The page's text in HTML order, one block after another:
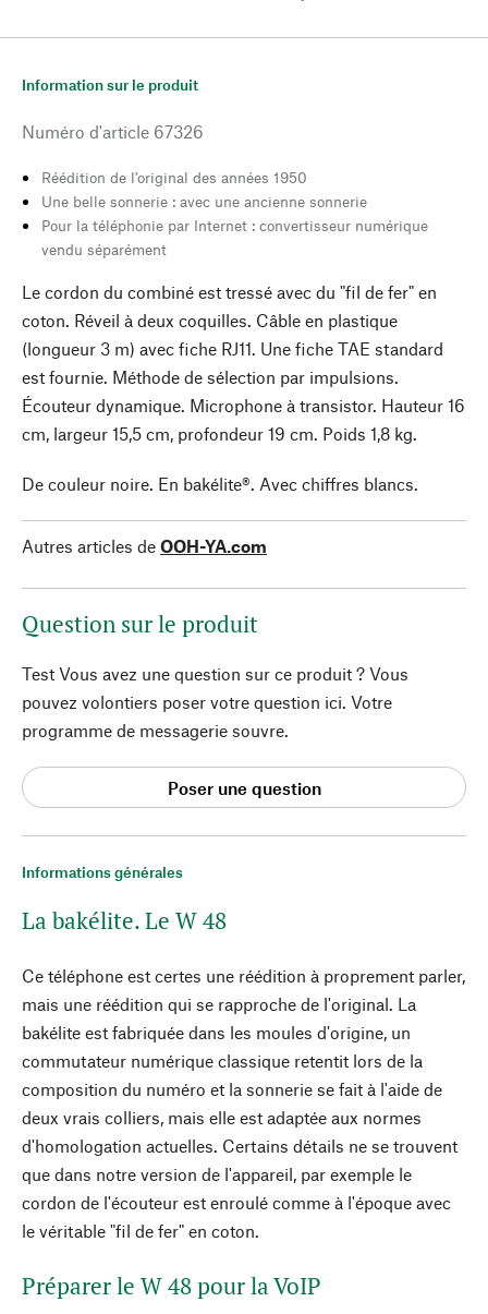
Informations générales
La bakélite. Le W 48
Ce téléphone est certes une réédition à proprement parler,
mais une réédition qui se rapproche de l'original. La
bakélite est fabriquée dans les moules d'origine, un
commutateur numérique classique retentit lors de la
composition du numéro et la sonnerie se fait à l'aide de
deux vrais colliers, mais elle est adaptée aux normes
d'homologation actuelles. Certains détails ne se trouvent
que dans notre version de l'appareil, par exemple le
cordon de l'écouteur est enroulé comme à l'époque avec
le véritable "fil de fer" en coton.
Préparer le W 48 pour la VoIP
Information sur le produit
Numéro d'article 67326
Réédition de l'original des années 1950
Une belle sonnerie : avec une ancienne sonnerie
Pour la téléphonie par Internet : convertisseur numérique
vendu séparément
Le cordon du combiné est tressé avec du "fil de fer" en
coton. Réveil à deux coquilles. Câble en plastique
(longueur 3 m) avec fiche RJ11. Une fiche TAE standard
est fournie. Méthode de sélection par impulsions.
Écouteur dynamique. Microphone à transistor. Hauteur 16
cm, largeur 15,5 cm, profondeur 19 cm. Poids 1,8 kg.
De couleur noire. En bakélite®. Avec chiffres blancs.
Autres articles de OOH-YA.com
Question sur le produit
Test Vous avez une question sur ce produit ? Vous
pouvez volontiers poser votre question ici. Votre
programme de messagerie souvre.
Poser une question